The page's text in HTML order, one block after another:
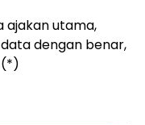
ajakan utama,
dengan benar,